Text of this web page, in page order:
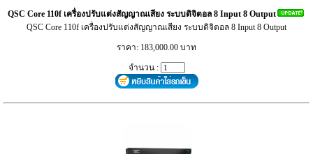
QSC Core 110f เครื่องปรับแต่งสัญญาณเสียง ระบบดิจิตอล 8 Input 8 Output
QSC Core 110f เครื่องปรับแต่งสัญญาณเสียง ระบบดิจิตอล 8 Input 8 Output
ราคา: 183,000.00 บาท
จำนวน :